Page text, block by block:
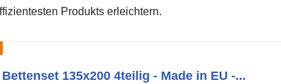
Produkts erleichtern.
135x200 4teilig - Made in EU -...